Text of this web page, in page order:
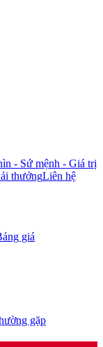
- Sứ mệnh - Giá trị
thưởngLiên hệ
giá
gặp